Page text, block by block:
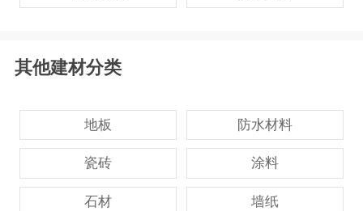
其他建材分类
地板 防水材料
瓷砖 涂料
石材 墙纸